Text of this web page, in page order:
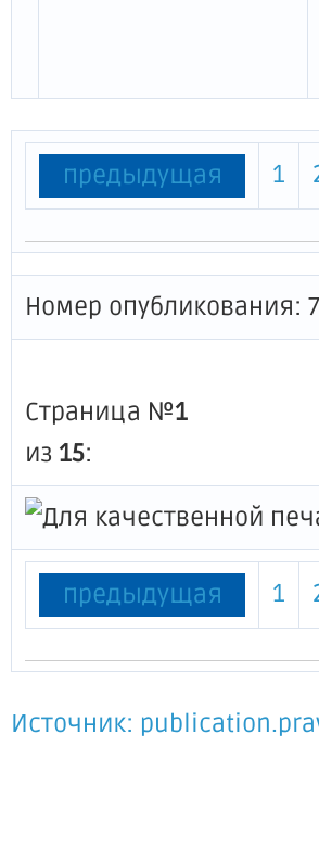
предыдущая 1
Номер опубликования:
Страница №1
из 15:
предыдущая 1
Источник: